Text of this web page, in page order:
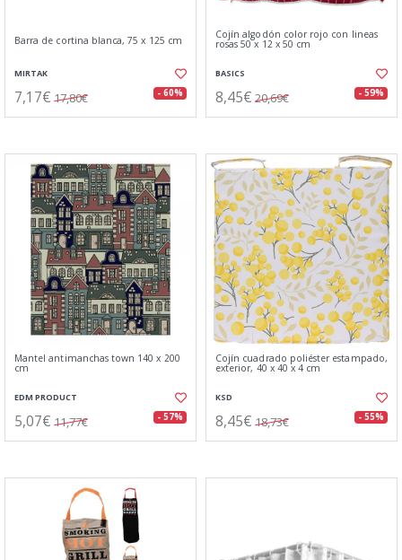
Barra de cortina blanca, 75 x 125 cm
MIRTAK
7,17€ 17,80€ - 60%
Cojín algodón color rojo con lineas
rosas 50 x 12 x 50 cm
BASICS
8,45€ 20,69€ - 59%
Mantel antimanchas town 140 x 200
cm
EDM PRODUCT
5,07€ 11,77€ - 57%
Cojín cuadrado poliéster estampado,
exterior, 40 x 40 x 4 cm
KSD
8,45€ 18,73€ - 55%